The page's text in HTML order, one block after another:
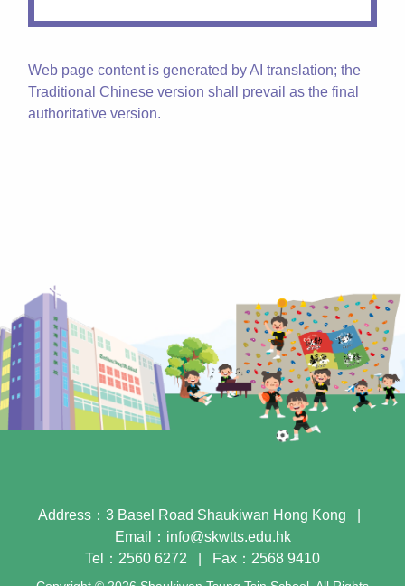
Web page content is generated by AI translation; the
Traditional Chinese version shall prevail as the final
authoritative version.
Address：3 Basel Road Shaukiwan Hong Kong
Email： info@skwtts.edu.hk
Tel：2560 6272
Fax：2568 9410